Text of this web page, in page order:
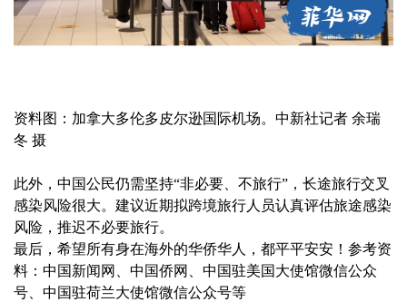
资料图：加拿大多伦多皮尔逊国际机场。中新社记者 余瑞
冬 摄
此外，中国公民仍需坚持“非必要、不旅行”，长途旅行交叉
感染风险很大。建议近期拟跨境旅行人员认真评估旅途感染
风险，推迟不必要旅行。
最后，希望所有身在海外的华侨华人，都平平安安！参考资
料：中国新闻网、中国侨网、中国驻美国大使馆微信公众
号、中国驻荷兰大使馆微信公众号等